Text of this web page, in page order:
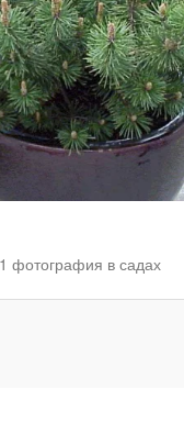
1 фотография в садах